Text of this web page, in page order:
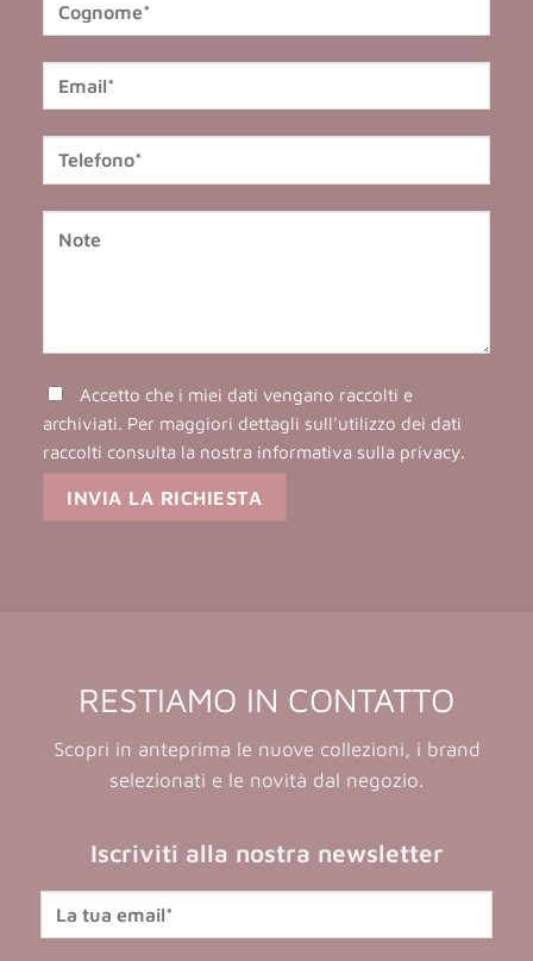
Accetto che i miei dati vengano raccolti e
archiviati. Per maggiori dettagli sull'utilizzo dei dati
raccolti consulta la nostra informativa sulla privacy.
RESTIAMO IN CONTATTO
Scopri in anteprima le nuove collezioni, i brand
selezionati e le novità dal negozio.
Iscriviti alla nostra newsletter